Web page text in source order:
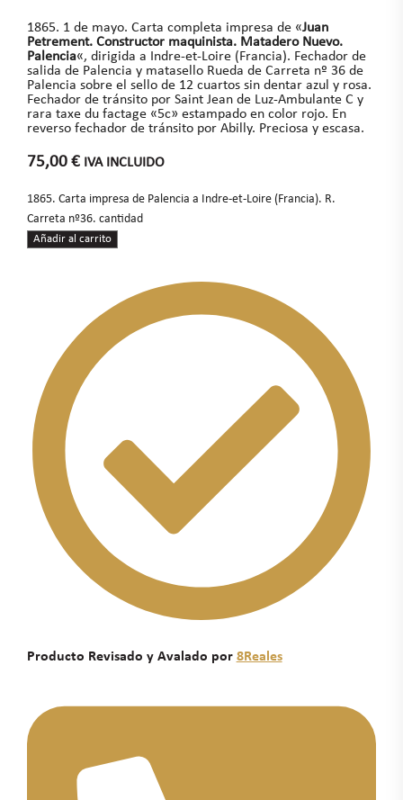
1865. 1 de mayo. Carta completa impresa de «Juan
Petrement. Constructor maquinista. Matadero Nuevo.
Palencia«, dirigida a Indre-et-Loire (Francia). Fechador de
salida de Palencia y matasello Rueda de Carreta nº 36 de
Palencia sobre el sello de 12 cuartos sin dentar azul y rosa.
Fechador de tránsito por Saint Jean de Luz-Ambulante C y
rara taxe du factage «5c» estampado en color rojo. En
reverso fechador de tránsito por Abilly. Preciosa y escasa.
75,00 € IVA INCLUIDO
1865. Carta impresa de Palencia a Indre-et-Loire (Francia). R.
Carreta nº36. cantidad
Añadir al carrito
Producto Revisado y Avalado por 8Reales